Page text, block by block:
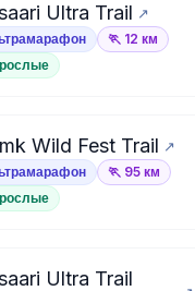
Ultra Trail
🏃 12 км
Wild Fest Trail
🏃 95 км
Ultra Trail